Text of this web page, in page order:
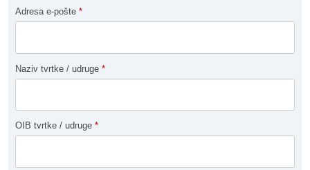
Adresa e-pošte *
Naziv tvrtke / udruge *
OIB tvrtke / udruge *